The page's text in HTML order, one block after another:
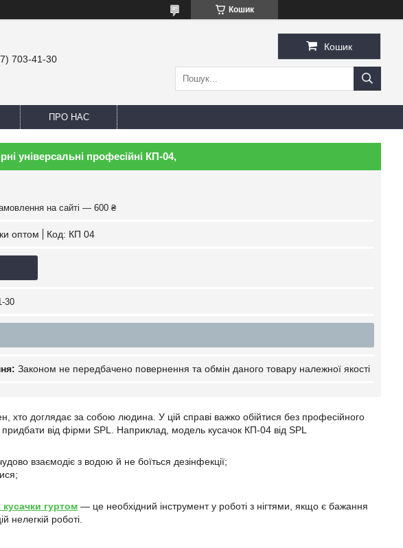
Кошик
703-41-30
Кошик
ПРО НАС
універсальні професійні КП-04,
на сайті — 600 ₴
оптом Код: КП 04
30
Законом не передбачено повернення та обмін даного товару належної якості
хто доглядає за собою людина. У цій справі важко обійтися без професійного
від фірми SPL. Наприклад, модель кусачок КП-04 від SPL
взаємодіє з водою й не боїться дезінфекції;
кусачки гуртом — це необхідний інструмент у роботі з нігтями, якщо є бажання
нелегкій роботі.